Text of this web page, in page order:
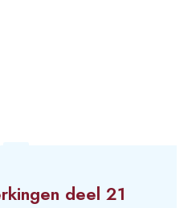
deel 21